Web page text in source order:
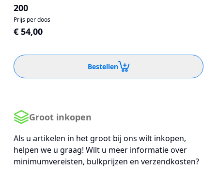
200
Prijs per doos
€ 54,00
Bestellen
Groot inkopen
Als u artikelen in het groot bij ons wilt inkopen,
helpen we u graag! Wilt u meer informatie over
minimumvereisten, bulkprijzen en verzendkosten?